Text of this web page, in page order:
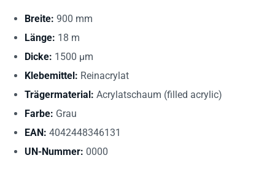
Breite: 900 mm
Länge: 18 m
Dicke: 1500 µm
Klebemittel: Reinacrylat
Trägermaterial: Acrylatschaum (filled acrylic)
Farbe: Grau
EAN: 4042448346131
UN-Nummer: 0000